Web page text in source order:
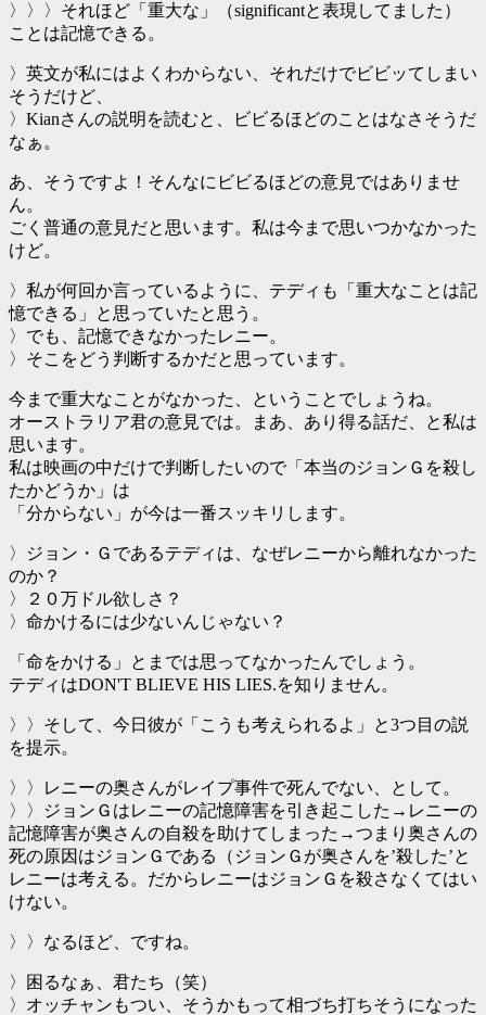
〉〉〉それほど「重大な」（significantと表現してました）
ことは記憶できる。
〉英文が私にはよくわからない、それだけでビビッてしまい
そうだけど、
〉Kianさんの説明を読むと、ビビるほどのことはなさそうだ
なぁ。
あ、そうですよ！そんなにビビるほどの意見ではありませ
ん。
ごく普通の意見だと思います。私は今まで思いつかなかった
けど。
〉私が何回か言っているように、テディも「重大なことは記
憶できる」と思っていたと思う。
〉でも、記憶できなかったレニー。
〉そこをどう判断するかだと思っています。
今まで重大なことがなかった、ということでしょうね。
オーストラリア君の意見では。まあ、あり得る話だ、と私は
思います。
私は映画の中だけで判断したいので「本当のジョンＧを殺し
たかどうか」は
「分からない」が今は一番スッキリします。
〉ジョン・Ｇであるテディは、なぜレニーから離れなかった
のか？
〉２０万ドル欲しさ？
〉命かけるには少ないんじゃない？
「命をかける」とまでは思ってなかったんでしょう。
テディはDON'T BLIEVE HIS LIES.を知りません。
〉〉そして、今日彼が「こうも考えられるよ」と3つ目の説
を提示。
〉〉レニーの奥さんがレイプ事件で死んでない、として。
〉〉ジョンＧはレニーの記憶障害を引き起こした→レニーの
記憶障害が奥さんの自殺を助けてしまった→つまり奥さんの
死の原因はジョンＧである（ジョンＧが奥さんを’殺した’と
レニーは考える。だからレニーはジョンＧを殺さなくてはい
けない。
〉〉なるほど、ですね。
〉困るなぁ、君たち（笑）
〉オッチャンもつい、そうかもって相づち打ちそうになった